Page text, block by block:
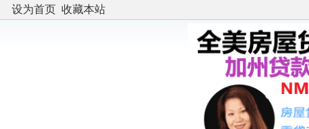
设为首页 收藏本站